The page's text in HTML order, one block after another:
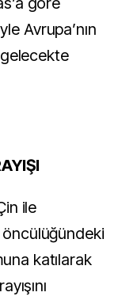
Avrupa’nın
ile
katılarak